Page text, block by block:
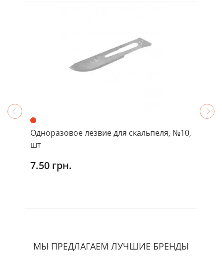
Одноразовое лезвие для скальпеля, №10,
шт
7.50 грн.
МЫ ПРЕДЛАГАЕМ ЛУЧШИЕ БРЕНДЫ